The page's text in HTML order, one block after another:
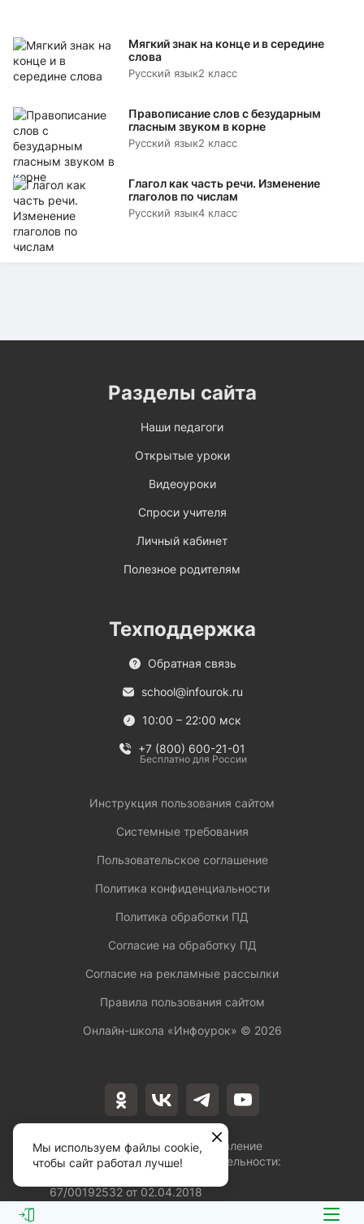
Мягкий знак на конце и в середине
слова
Русский язык2 класс
Правописание слов с безударным
гласным звуком в корне
Русский язык2 класс
Глагол как часть речи. Изменение
глаголов по числам
Русский язык4 класс
Лицензия на осуществление
образовательной деятельности:
67/00192532 от 02.04.2018
Разделы сайта
Наши педагоги
Открытые уроки
Видеоуроки
Спроси учителя
Личный кабинет
Полезное родителям
Техподдержка
Обратная связь
school@infourok.ru
10:00 – 22:00 мск
+7 (800) 600-21-01
Бесплатно для России
Инструкция пользования сайтом
Системные требования
Пользовательское соглашение
Политика конфиденциальности
Политика обработки ПД
Согласие на обработку ПД
Согласие на рекламные рассылки
Правила пользования сайтом
Онлайн-школа «Инфоурок» © 2026
Мы используем файлы cookie,
чтобы сайт работал лучше!